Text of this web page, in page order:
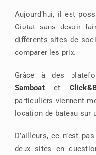
Aujourd’hui, il est
Ciotat sans devoir
différents sites de
comparer les prix.
Grâce à des
Samboat et
particuliers viennent
location de bateau sur
D’ailleurs, ce n’est
deux sites en